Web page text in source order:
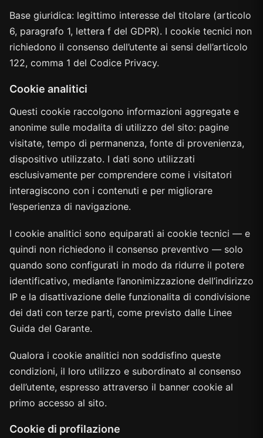
Base giuridica: legittimo interesse del titolare (articolo
6, paragrafo 1, lettera f del GDPR). I cookie tecnici non
richiedono il consenso dell’utente ai sensi dell’articolo
122, comma 1 del Codice Privacy.
Cookie analitici
Questi cookie raccolgono informazioni aggregate e
anonime sulle modalita di utilizzo del sito: pagine
visitate, tempo di permanenza, fonte di provenienza,
dispositivo utilizzato. I dati sono utilizzati
esclusivamente per comprendere come i visitatori
interagiscono con i contenuti e per migliorare
l’esperienza di navigazione.
I cookie analitici sono equiparati ai cookie tecnici — e
quindi non richiedono il consenso preventivo — solo
quando sono configurati in modo da ridurre il potere
identificativo, mediante l’anonimizzazione dell’indirizzo
IP e la disattivazione delle funzionalita di condivisione
dei dati con terze parti, come previsto dalle Linee
Guida del Garante.
Qualora i cookie analitici non soddisfino queste
condizioni, il loro utilizzo e subordinato al consenso
dell’utente, espresso attraverso il banner cookie al
primo accesso al sito.
Cookie di profilazione